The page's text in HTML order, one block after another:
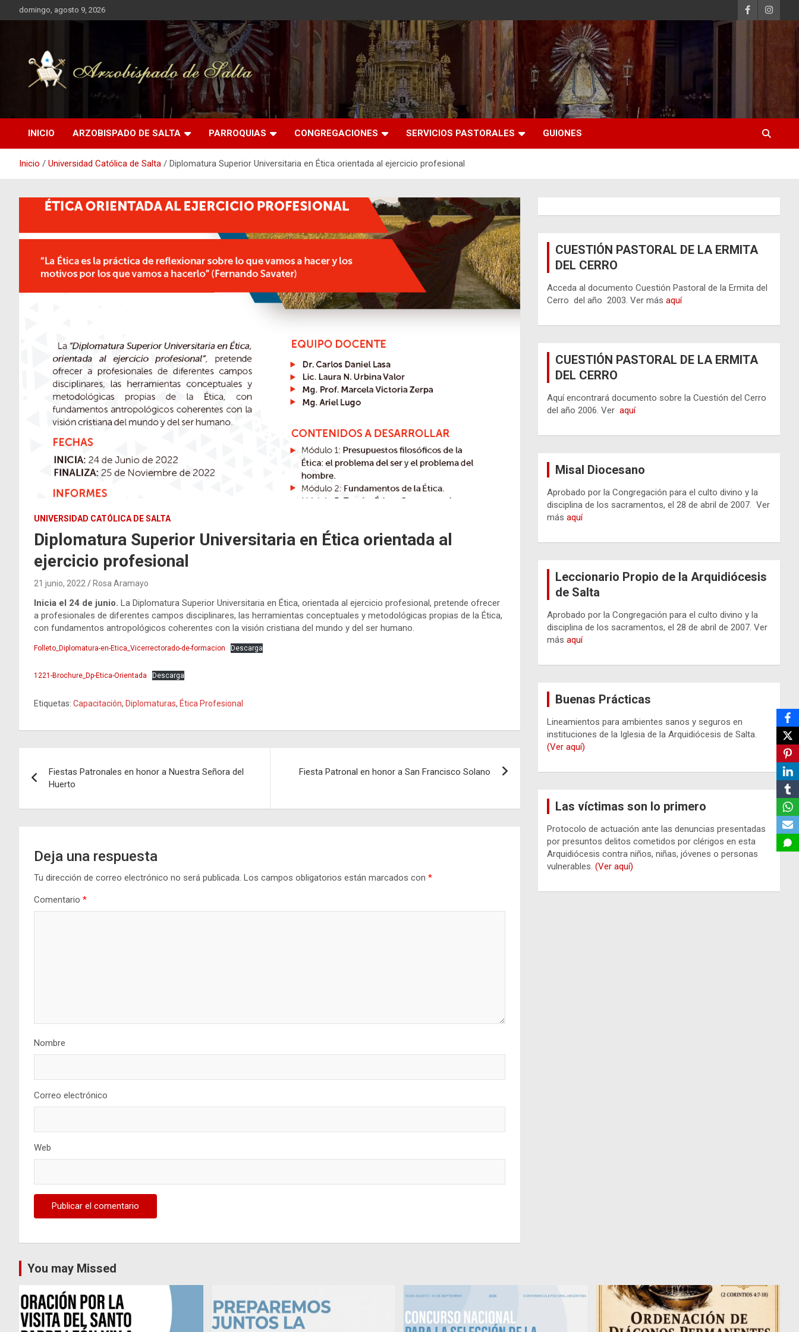
al
domingo, agosto 9, 2026
Arzobispado de Salta
INICIO ARZOBISPADO DE SALTA PARROQUIAS CONGREGACIONES SERVICIOS PASTORALES GUIONES
Inicio Universidad Católica de Salta Diplomatura Superior Universitaria en Ética orientada al ejercicio profesional
UNIVERSIDAD CATÓLICA DE SALTA
Diplomatura Superior Universitaria en Ética orientada al
ejercicio profesional
21 junio, 2022 Rosa Aramayo
Inicia el 24 de junio. La Diplomatura Superior Universitaria en Ética, orientada al ejercicio profesional, pretende ofrecer
a profesionales de diferentes campos disciplinares, las herramientas conceptuales y metodológicas propias de la Ética,
con fundamentos antropológicos coherentes con la visión cristiana del mundo y del ser humano.
Folleto_Diplomatura-en-Etica_Vicerrectorado-de-formacion Descarga
1221-Brochure_Dp-Etica-Orientada Descarga
Etiquetas: Capacitación, Diplomaturas, Ética Profesional
de
entradas
Fiestas Patronales en honor a Nuestra Señora del
Huerto
Fiesta Patronal en honor a San Francisco Solano
Deja una respuesta
Tu dirección de correo electrónico no será publicada. Los campos obligatorios están marcados con *
Comentario *
Nombre
Correo electrónico
Web
CUESTIÓN PASTORAL DE LA ERMITA
DEL CERRO
Acceda al documento Cuestión Pastoral de la Ermita del
Cerro del año 2003. Ver másaquí
CUESTIÓN PASTORAL DE LA ERMITA
DEL CERRO
Aquí encontrará documento sobre la Cuestión del Cerro
del año 2006. Veraquí
Misal Diocesano
Aprobado por la Congregación para el culto divino y la
disciplina de los sacramentos, el 28 de abril de 2007. Ver
másaquí
Leccionario Propio de la Arquidiócesis
de Salta
Aprobado por la Congregación para el culto divino y la
disciplina de los sacramentos, el 28 de abril de 2007. Ver
másaquí
Buenas Prácticas
Lineamientos para ambientes sanos y seguros en
instituciones de la Iglesia de la Arquidiócesis de Salta.
(Ver aquí)
Las víctimas son lo primero
Protocolo de actuación ante las denuncias presentadas
por presuntos delitos cometidos por clérigos en esta
Arquidiócesis contra niños, niñas, jóvenes o personas
vulnerables.(Ver aquí)
You may Missed